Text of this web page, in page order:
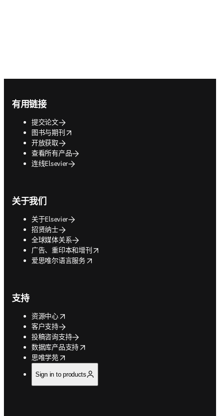
有用链接
提交论文
图书与期刊
opens in new tab/window
开放获取
查看所有产品
连线Elsevier
关于我们
关于Elsevier
招贤纳士
全球媒体关系
广告、重印本和增刊
opens in new tab/window
爱思唯尔语言服务
opens in new tab/window
支持
资源中心
opens in new tab/window
客户支持
投稿咨询支持
数据库产品支持
opens in new tab/window
思唯学苑
opens in new tab/window
Sign in to products